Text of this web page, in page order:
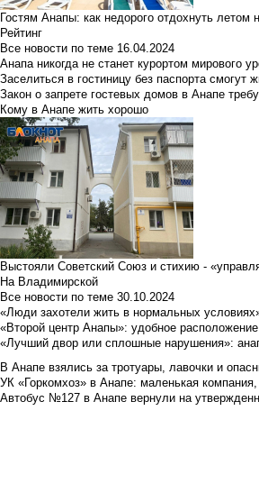
Гостям Анапы: как недорого отдохнуть
Рейтинг
Все новости по теме 16.04.2024
Анапа никогда не станет курортом мирового
Заселиться в гостиницу без паспорта смогут
Закон о запрете гостевых домов в Анапе
Кому в Анапе жить хорошо
Выстояли Советский Союз и стихию -
На Владимирской
Все новости по теме 30.10.2024
«Люди захотели жить в нормальных
«Второй центр Анапы»: удобное
«Лучший двор или сплошные нарушения»:
В Анапе взялись за тротуары, лавочки и
УК «Горкомхоз» в Анапе: маленькая
Автобус №127 в Анапе вернули на